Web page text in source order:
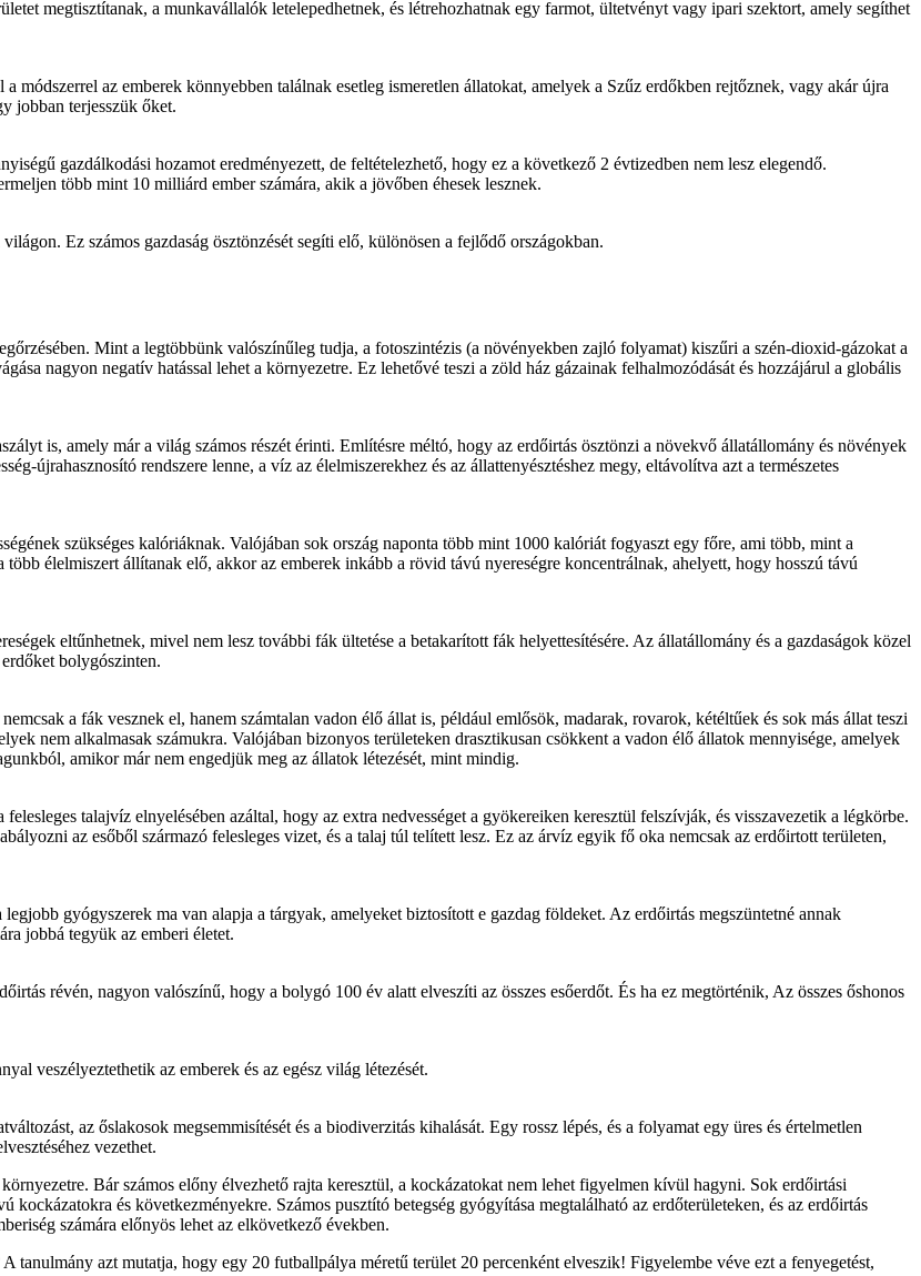
megtisztítanak, a munkavállalók letelepedhetnek, és létrehozhatnak egy farmot, ültetvényt vagy ipari szektort, amely segíthet
módszerrel az emberek könnyebben találnak esetleg ismeretlen állatokat, amelyek a Szűz erdőkben rejtőznek, vagy akár újra
jobban terjesszük őket.
gazdálkodási hozamot eredményezett, de feltételezhető, hogy ez a következő 2 évtizedben nem lesz elegendő.
több mint 10 milliárd ember számára, akik a jövőben éhesek lesznek.
Ez számos gazdaság ösztönzését segíti elő, különösen a fejlődő országokban.
Mint a legtöbbünk valószínűleg tudja, a fotoszintézis (a növényekben zajló folyamat) kiszűri a szén-dioxid-gázokat a
nagyon negatív hatással lehet a környezetre. Ez lehetővé teszi a zöld ház gázainak felhalmozódását és hozzájárul a globális
is, amely már a világ számos részét érinti. Említésre méltó, hogy az erdőirtás ösztönzi a növekvő állatállomány és növények
újrahasznosító rendszere lenne, a víz az élelmiszerekhez és az állattenyésztéshez megy, eltávolítva azt a természetes
szükséges kalóriáknak. Valójában sok ország naponta több mint 1000 kalóriát fogyaszt egy főre, ami több, mint a
élelmiszert állítanak elő, akkor az emberek inkább a rövid távú nyereségre koncentrálnak, ahelyett, hogy hosszú távú
eltűnhetnek, mivel nem lesz további fák ültetése a betakarított fák helyettesítésére. Az állatállomány és a gazdaságok közel
bolygószinten.
a fák vesznek el, hanem számtalan vadon élő állat is, például emlősök, madarak, rovarok, kétéltűek és sok más állat teszi
nem alkalmasak számukra. Valójában bizonyos területeken drasztikusan csökkent a vadon élő állatok mennyisége, amelyek
amikor már nem engedjük meg az állatok létezését, mint mindig.
talajvíz elnyelésében azáltal, hogy az extra nedvességet a gyökereiken keresztül felszívják, és visszavezetik a légkörbe.
az esőből származó felesleges vizet, és a talaj túl telített lesz. Ez az árvíz egyik fő oka nemcsak az erdőirtott területen,
gyógyszerek ma van alapja a tárgyak, amelyeket biztosított e gazdag földeket. Az erdőirtás megszüntetné annak
jobbá tegyük az emberi életet.
révén, nagyon valószínű, hogy a bolygó 100 év alatt elveszíti az összes esőerdőt. És ha ez megtörténik, Az összes őshonos
veszélyeztethetik az emberek és az egész világ létezését.
az őslakosok megsemmisítését és a biodiverzitás kihalását. Egy rossz lépés, és a folyamat egy üres és értelmetlen
vezethet.
Bár számos előny élvezhető rajta keresztül, a kockázatokat nem lehet figyelmen kívül hagyni. Sok erdőirtási
kockázatokra és következményekre. Számos pusztító betegség gyógyítása megtalálható az erdőterületeken, és az erdőirtás
számára előnyös lehet az elkövetkező években.
tanulmány azt mutatja, hogy egy 20 futballpálya méretű terület 20 percenként elveszik! Figyelembe véve ezt a fenyegetést,